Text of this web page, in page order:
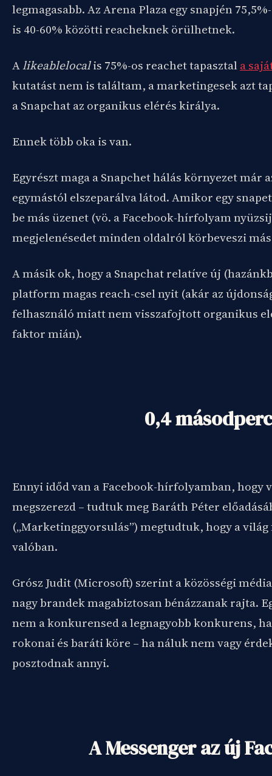
legmagasabb. Az Arena Plaza egy snapjén
is 40-60% közötti reacheknek örülhetnek.
Alikeablelocalis 75%-os reachet tapasztala
kutatást nem is találtam, a marketingesek azt
a Snapchat az organikus elérés királya.
Ennek több oka is van.
Egyrészt maga a Snapchet hálás környezet már
egymástól elszeparálva látod. Amikor egy
be más üzenet (vö. a Facebook-hírfolyam
megjelenésedet minden oldalról körbeveszi
A másik ok, hogy a Snapchat relatíve új
platform magas reach-csel nyit (akár az
felhasználó miatt nem visszafojtott organikus
faktor mián).
0,4 másodperc
Ennyi időd van a Facebook-hírfolyamban, hogy
megszerezd – tudtuk meg Baráth Péter
(„Marketinggyorsulás”) megtudtuk, hogy a
valóban.
Grósz Judit (Microsoft) szerint a közösségi
nagy brandek magabiztosan bénázzanak rajta.
nem a konkurensed a legnagyobb konkurens,
rokonai és baráti köre – ha náluk nem vagy
posztodnak annyi.
A Messenger az új